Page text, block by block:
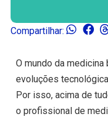
Compartilhar:
O mundo da
evoluções
Por isso, acima de
o profissional de